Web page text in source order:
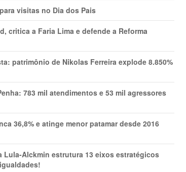
visitas no Dia dos Pais
critica a Faria Lima e defende a Reforma
patrimônio de Nikolas Ferreira explode 8.850%
783 mil atendimentos e 53 mil agressores
36,8% e atinge menor patamar desde 2016
Lula-Alckmin estrutura 13 eixos estratégicos